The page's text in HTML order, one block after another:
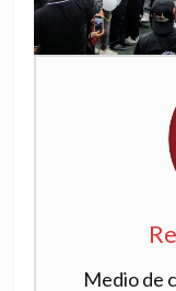
Medio de